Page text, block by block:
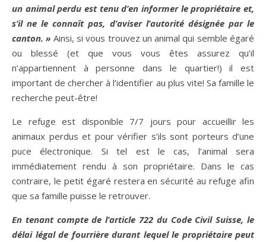
un animal perdu est tenu d’en informer le propriétaire et,
s’il ne le connaît pas, d’aviser l’autorité désignée par le
canton. » Ainsi, si vous trouvez un animal qui semble égaré
ou blessé (et que vous vous êtes assurez qu’il
n’appartiennent à personne dans le quartier!) il est
important de chercher à l’identifier au plus vite! Sa famille le
recherche peut-être!
Le refuge est disponible 7/7 jours pour accueillir les
animaux perdus et pour vérifier s’ils sont porteurs d’une
puce électronique. Si tel est le cas, l’animal sera
immédiatement rendu à son propriétaire. Dans le cas
contraire, le petit égaré restera en sécurité au refuge afin
que sa famille puisse le retrouver.
En tenant compte de l’article 722 du Code Civil Suisse, le
délai légal de fourrière durant lequel le propriétaire peut